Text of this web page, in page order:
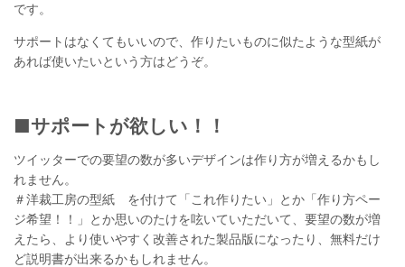
です。
サポートはなくてもいいので、作りたいものに似たような型紙が
あれば使いたいという方はどうぞ。
■サポートが欲しい！！
ツイッターでの要望の数が多いデザインは作り方が増えるかもし
れません。
＃洋裁工房の型紙 を付けて「これ作りたい」とか「作り方ペー
ジ希望！！」とか思いのたけを呟いていただいて、要望の数が増
えたら、より使いやすく改善された製品版になったり、無料だけ
ど説明書が出来るかもしれません。